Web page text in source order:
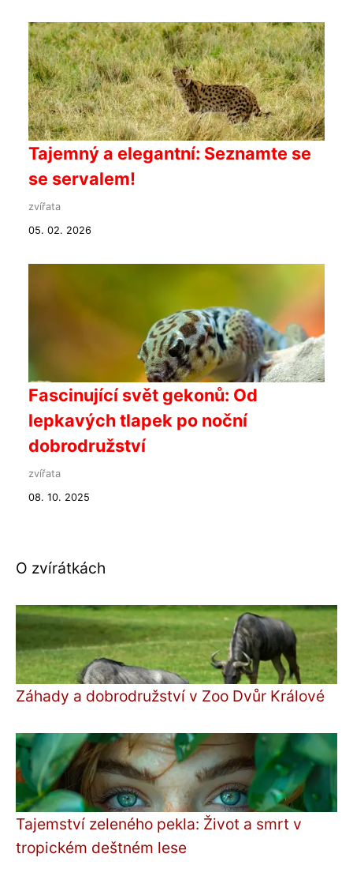
Tajemný a elegantní: Seznamte se
se servalem!
zvířata
05. 02. 2026
Fascinující svět gekonů: Od
lepkavých tlapek po noční
dobrodružství
zvířata
08. 10. 2025
O zvírátkách
Záhady a dobrodružství v Zoo Dvůr Králové
Tajemství zeleného pekla: Život a smrt v
tropickém deštném lese